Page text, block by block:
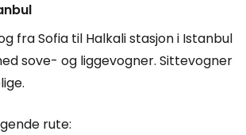
fra Sofia til Halkali stasjon i Istanbul
sove- og liggevogner. Sittevogner
rute: